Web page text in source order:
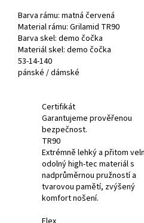
Barva rámu: matná červená
Material rámu: Grilamid TR90
Barva skel: demo čočka
Materiál skel: demo čočka
53-14-140
pánské /dámské
Certifikát
Garantujeme prověřenou
bezpečnost.
TR90
Extrémně lehký a přitom
odolný high-tec materiál s
nadprůměrnou pružností a
tvarovou pamětí, zvýšený
komfort nošení.